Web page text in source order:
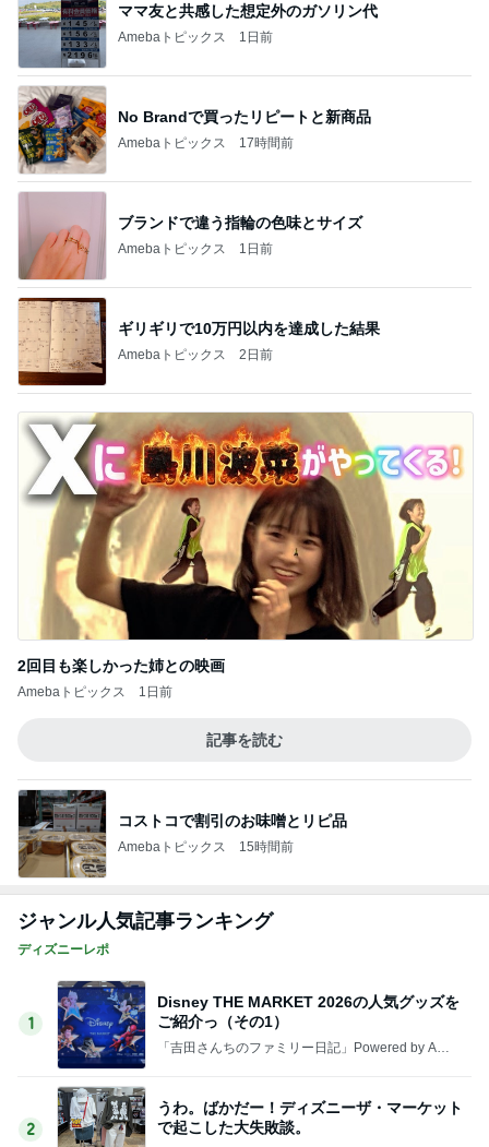
ママ友と共感した想定外のガソリン代
Amebaトピックス 1日前
No Brandで買ったリピートと新商品
Amebaトピックス 17時間前
ブランドで違う指輪の色味とサイズ
Amebaトピックス 1日前
ギリギリで10万円以内を達成した結果
Amebaトピックス 2日前
2回目も楽しかった姉との映画
Amebaトピックス 1日前
記事を読む
コストコで割引のお味噌とリピ品
Amebaトピックス 15時間前
ジャンル人気記事ランキング
ディズニーレポ
1
Disney THE MARKET 2026の人気グッズを
ご紹介っ（その1）
「吉田さんちのファミリー日記」Powered by Ame
2
うわ。ばかだー！ディズニーザ・マーケット
で起こした大失敗談。